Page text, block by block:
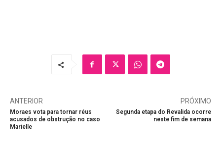
ANTERIOR
Moraes vota para tornar réus
acusados de obstrução no caso
Marielle
PRÓXIMO
Segunda etapa do Revalida ocorre
neste fim de semana